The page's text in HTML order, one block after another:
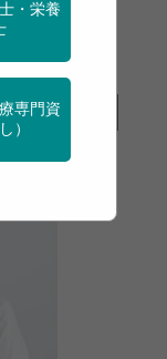
の健康
齢者
・栄養
専門資
）